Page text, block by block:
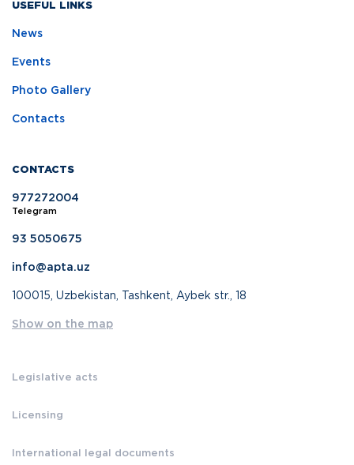
USEFUL LINKS
News
Events
Photo Gallery
Contacts
CONTACTS
977272004
Telegram
93 5050675
info@apta.uz
100015, Uzbekistan, Tashkent, Aybek str., 18
Show on the map
Legislative acts
Licensing
International legal documents